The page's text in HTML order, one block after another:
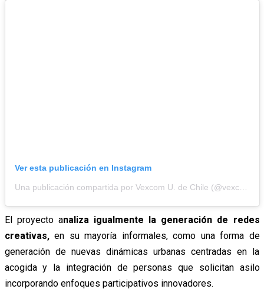
Ver esta publicación en Instagram
Una publicación compartida por Vexcom U. de Chile (@vexcom_uchile)
El proyecto analiza igualmente la generación de redes
creativas,en su mayoría informales, como una forma de
generación de nuevas dinámicas urbanas centradas en la
acogida y la integración de personas que solicitan asilo
incorporando enfoques participativos innovadores.